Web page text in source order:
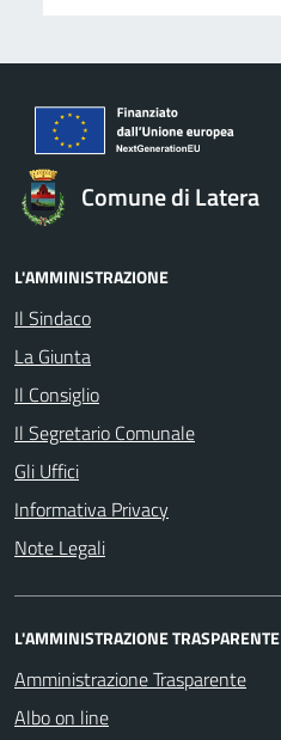
Comune di Latera
L'AMMINISTRAZIONE
Il Sindaco
La Giunta
Il Consiglio
Il Segretario Comunale
Gli Uffici
Informativa Privacy
Note Legali
L'AMMINISTRAZIONE TRASPARENTE
Amministrazione Trasparente
Albo on line